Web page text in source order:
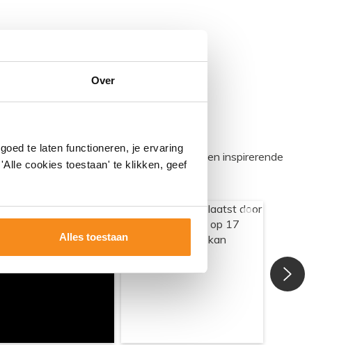
Over
te laten functioneren, je ervaring
cookies toestaan' te klikken, geef
Alles toestaan
@megadumpnl. Samen bouwen we een inspirerende